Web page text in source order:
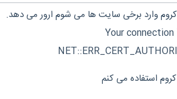
کروم وارد برخی سایت ها می شوم ارور می دهد.
Your
استفاده می کنم